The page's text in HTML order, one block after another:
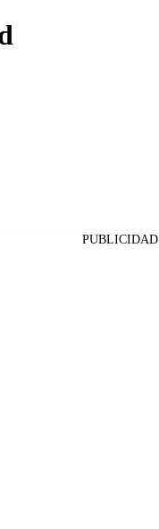
PUBLICIDAD